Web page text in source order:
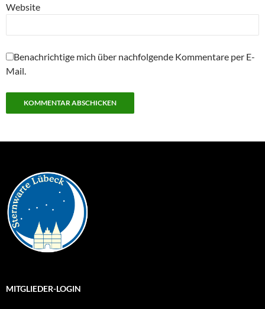
Website
Benachrichtige mich über nachfolgende Kommentare per E-
Mail.
MITGLIEDER-LOGIN